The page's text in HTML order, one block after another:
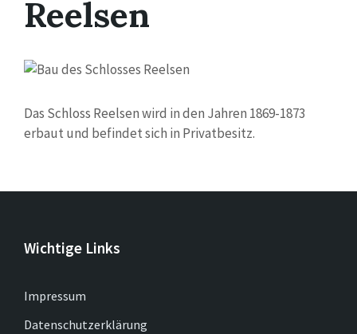
Reelsen
Das Schloss Reelsen wird in den Jahren 1869-1873
erbaut und befindet sich in Privatbesitz.
Wichtige Links
Impressum
Datenschutzerklärung